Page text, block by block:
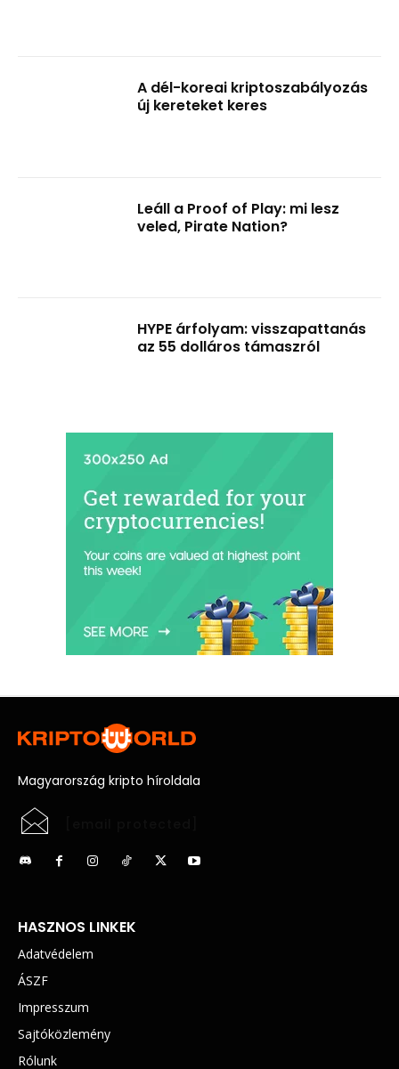
A dél-koreai kriptoszabályozás
új kereteket keres
Leáll a Proof of Play: mi lesz
veled, Pirate Nation?
HYPE árfolyam: visszapattanás
az 55 dolláros támaszról
Magyarország kripto híroldala
HASZNOS LINKEK
Adatvédelem
ÁSZF
Impresszum
Sajtóközlemény
Rólunk